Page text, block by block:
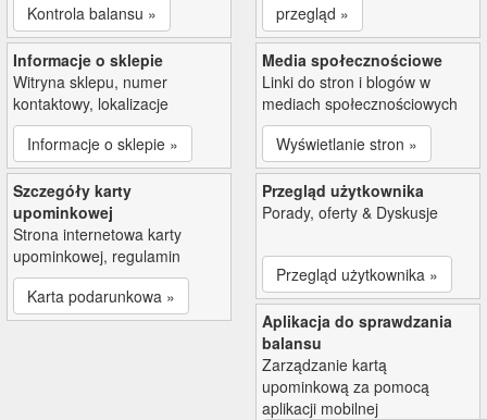
Kontrola balansu » przegląd »
Informacje o sklepie
Witryna sklepu, numer
kontaktowy, lokalizacje
Informacje o sklepie »
Media społecznościowe
Linki do stron i blogów w
mediach społecznościowych
Wyświetlanie stron »
Szczegóły karty
upominkowej
Strona internetowa karty
upominkowej, regulamin
Karta podarunkowa »
Przegląd użytkownika
Porady, oferty & Dyskusje
Przegląd użytkownika »
Aplikacja do sprawdzania
balansu
Zarządzanie kartą
upominkową za pomocą
aplikacji mobilnej